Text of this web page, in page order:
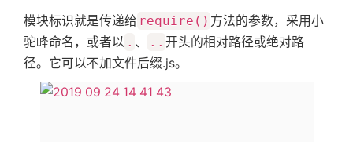
模块标识就是传递给 require() 方法的参数，采用小
驼峰命名，或者以 . 、 .. 开头的相对路径或绝对路
径。它可以不加文件后缀.js。